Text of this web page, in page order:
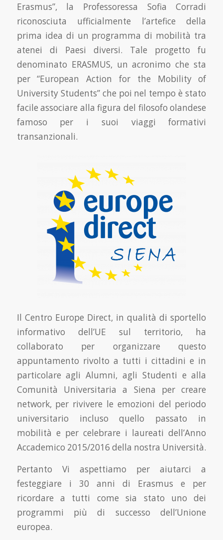
Erasmus”, la Professoressa Sofia Corradi
riconosciuta ufficialmente l’artefice della
prima idea di un programma di mobilità tra
atenei di Paesi diversi. Tale progetto fu
denominato ERASMUS, un acronimo che sta
per “European Action for the Mobility of
University Students” che poi nel tempo è stato
facile associare alla figura del filosofo olandese
famoso per i suoi viaggi formativi
transanzionali.
Il Centro Europe Direct, in qualità di sportello
informativo dell’UE sul territorio, ha
collaborato per organizzare questo
appuntamento rivolto a tutti i cittadini e in
particolare agli Alumni, agli Studenti e alla
Comunità Universitaria a Siena per creare
network, per rivivere le emozioni del periodo
universitario incluso quello passato in
mobilità e per celebrare i laureati dell’Anno
Accademico 2015/2016 della nostra Università.
Pertanto Vi aspettiamo per aiutarci a
festeggiare i 30 anni di Erasmus e per
ricordare a tutti come sia stato uno dei
programmi più di successo dell’Unione
europea.